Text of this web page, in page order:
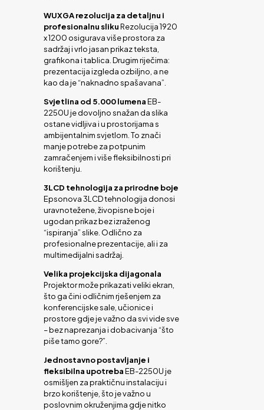
WUXGA rezolucija za detaljnu i
profesionalnu slikuRezolucija 1920
x 1200 osigurava više prostora za
sadržaj i vrlo jasan prikaz teksta,
grafikona i tablica. Drugim riječima:
prezentacija izgleda ozbiljno, a ne
kao da je “naknadno spašavana”.
Svjetlina od 5.000 lumenaEB-
2250U je dovoljno snažan da slika
ostane vidljiva i u prostorijama s
ambijentalnim svjetlom. To znači
manje potrebe za potpunim
zamračenjem i više fleksibilnosti pri
korištenju.
3LCD tehnologija za prirodne boje
Epsonova 3LCD tehnologija donosi
uravnotežene, živopisne boje i
ugodan prikaz bez izraženog
“ispiranja” slike. Odlično za
profesionalne prezentacije, ali i za
multimedijalni sadržaj.
Velika projekcijska dijagonala
Projektor može prikazati veliki ekran,
što ga čini odličnim rješenjem za
konferencijske sale, učionice i
prostore gdje je važno da svi vide sve
– bez naprezanja i dobacivanja “što
piše tamo gore?”.
Jednostavno postavljanje i
fleksibilna upotrebaEB-2250U je
osmišljen za praktičnu instalaciju i
brzo korištenje, što je važno u
poslovnim okruženjima gdje nitko